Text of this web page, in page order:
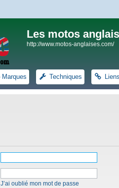
Les motos
http://www.motos-anglaises.com/
Marques Techniques Liens
J’ai oublié mon mot de passe